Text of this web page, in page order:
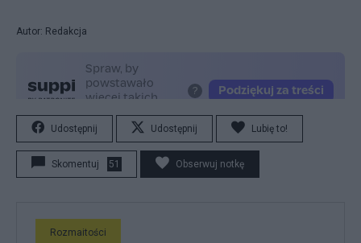
Autor: Redakcja
Udostępnij Udostępnij Lubię to!
Skomentuj 51 Obserwuj notkę
Rozmaitości